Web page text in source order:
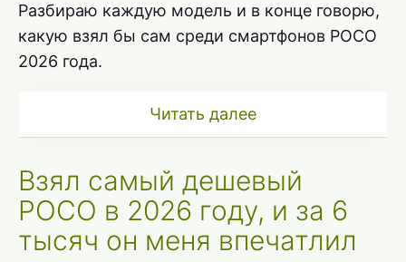
Разбираю каждую модель и в конце говорю,
какую взял бы сам среди смартфонов POCO
2026 года.
Читать далее
Взял самый дешевый
POCO в 2026 году, и за 6
тысяч он меня впечатлил